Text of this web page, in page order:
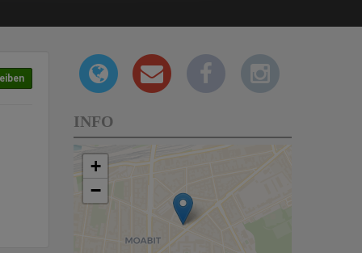
INFO
+
−